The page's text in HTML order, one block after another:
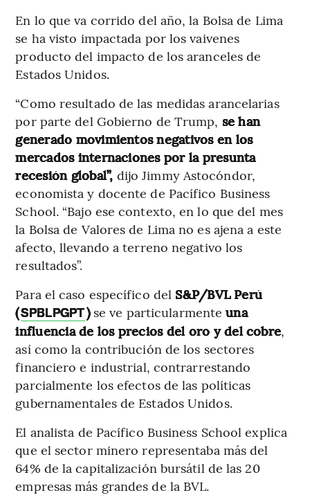
En lo que va corrido del año, la Bolsa de Lima
se ha visto impactada por los vaivenes
producto del impacto de los aranceles de
Estados Unidos.
“Como resultado de las medidas arancelarias
por parte del Gobierno de Trump, se han
generado movimientos negativos en los
mercados internaciones por la presunta
recesión global”, dijo Jimmy Astocóndor,
economista y docente de Pacífico Business
School. “Bajo ese contexto, en lo que del mes
la Bolsa de Valores de Lima no es ajena a este
afecto, llevando a terreno negativo los
resultados”.
Para el caso específico del S&P/BVL Perú
(SPBLPGPT) se ve particularmenteuna
influencia de los precios del oro y del cobre,
así como la contribución de los sectores
financiero e industrial, contrarrestando
parcialmente los efectos de las políticas
gubernamentales de Estados Unidos.
El analista de Pacífico Business School explica
que el sector minero representaba más del
64% de la capitalización bursátil de las 20
empresas más grandes de la BVL.